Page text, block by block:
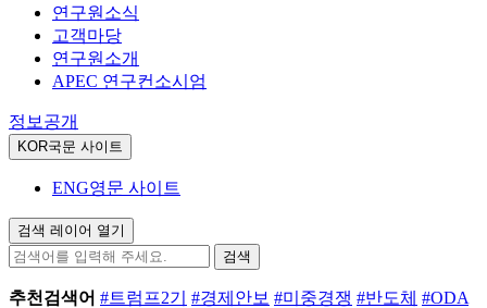
연구원소식
고객마당
연구원소개
APEC 연구컨소시엄
정보공개
KOR국문 사이트
ENG영문 사이트
검색 레이어 열기
검색
추천검색어 #트럼프2기 #경제안보 #미중경쟁 #반도체 #ODA